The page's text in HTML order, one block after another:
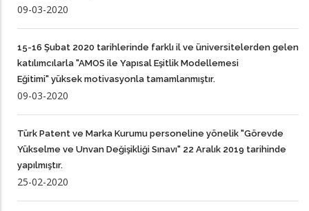
09-03-2020
15-16 Şubat 2020 tarihlerinde farklı il ve üniversitelerden gelen
katılımcılarla "AMOS ile Yapısal Eşitlik Modellemesi
Eğitimi" yüksek motivasyonla tamamlanmıştır.
09-03-2020
Türk Patent ve Marka Kurumu personeline yönelik "Görevde
Yükselme ve Unvan Değişikliği Sınavı" 22 Aralık 2019 tarihinde
yapılmıştır.
25-02-2020